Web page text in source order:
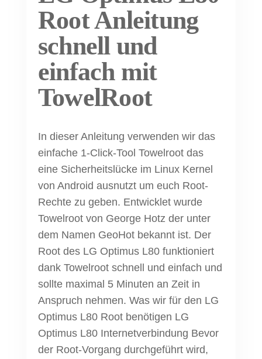
Root Anleitung
schnell und
einfach mit
TowelRoot
In dieser Anleitung verwenden wir das
einfache 1-Click-Tool Towelroot das
eine Sicherheitslücke im Linux Kernel
von Android ausnutzt um euch Root-
Rechte zu geben. Entwicklet wurde
Towelroot von George Hotz der unter
dem Namen GeoHot bekannt ist. Der
Root des LG Optimus L80 funktioniert
dank Towelroot schnell und einfach und
sollte maximal 5 Minuten an Zeit in
Anspruch nehmen. Was wir für den LG
Optimus L80 Root benötigen LG
Optimus L80 Internetverbindung Bevor
der Root-Vorgang durchgeführt wird,